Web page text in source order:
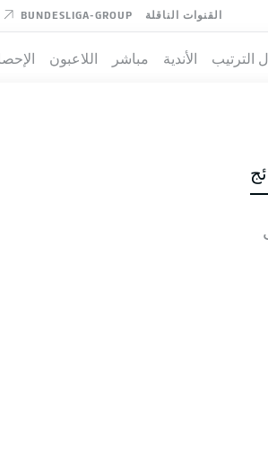
القنوات الناقلة BUNDESLIGA-GROUP
الترتيب الأندية مباشر اللاعبون